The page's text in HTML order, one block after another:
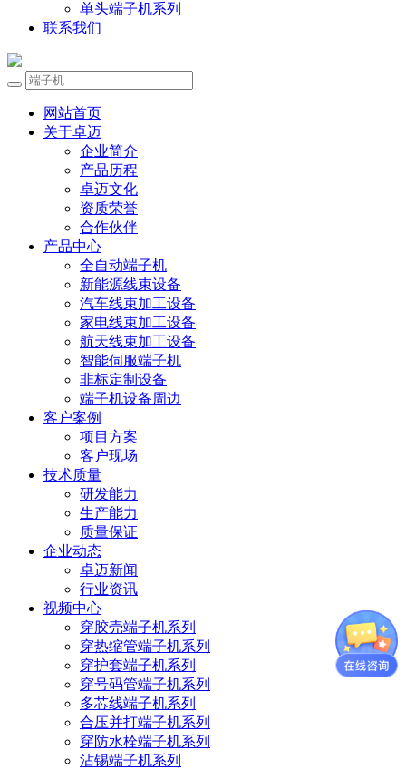
单头端子机系列
联系我们
网站首页
关于卓迈
企业简介
产品历程
卓迈文化
资质荣誉
合作伙伴
产品中心
全自动端子机
新能源线束设备
汽车线束加工设备
家电线束加工设备
航天线束加工设备
智能伺服端子机
非标定制设备
端子机设备周边
客户案例
项目方案
客户现场
技术质量
研发能力
生产能力
质量保证
企业动态
卓迈新闻
行业资讯
视频中心
穿胶壳端子机系列
穿热缩管端子机系列
穿护套端子机系列
穿号码管端子机系列
多芯线端子机系列
合压并打端子机系列
穿防水栓端子机系列
沾锡端子机系列